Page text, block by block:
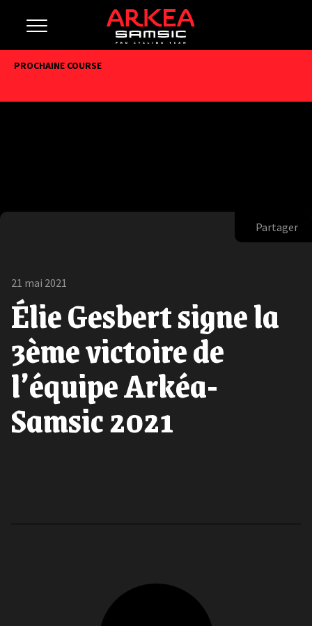
PROCHAINE COURSE
Partager
21 mai 2021
Élie Gesbert signe la
3ème victoire de
l’équipe Arkéa-
Samsic 2021